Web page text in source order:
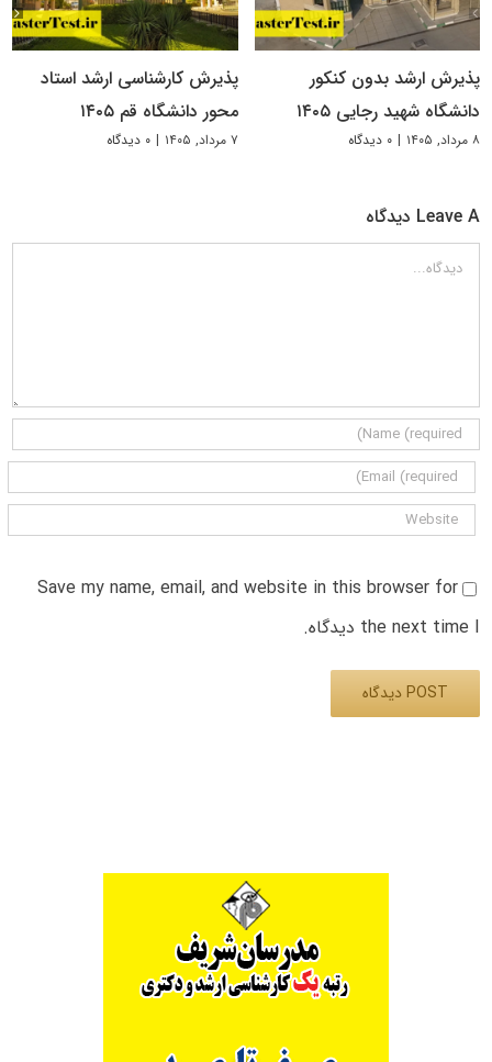
پذیرش ارشد بدون کنکور
دانشگاه شهید رجایی ۱۴۰۵
۸ مرداد, ۱۴۰۵ | ۰ دیدگاه
پذیرش کارشناسی ارشد استاد
محور دانشگاه قم ۱۴۰۵
۷ مرداد, ۱۴۰۵ | ۰ دیدگاه
Leave A دیدگاه
دیدگاه
Save my name, email, and website in this browser for
the next time I دیدگاه.